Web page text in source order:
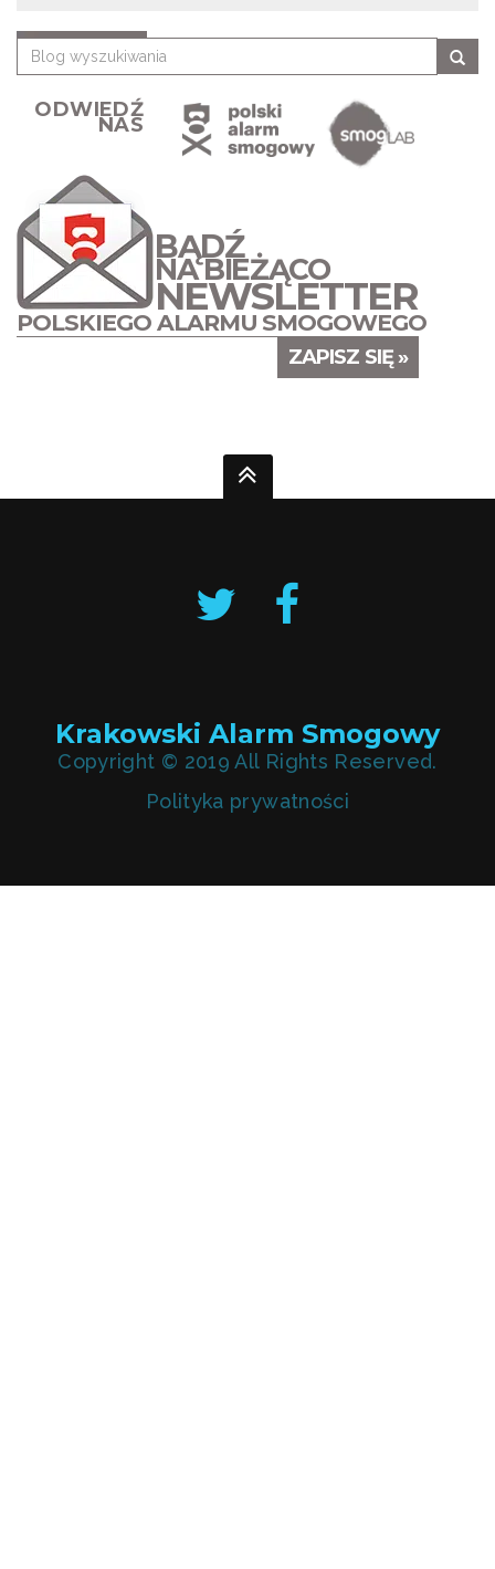
ODWIEDŹ
NAS
BĄDŹ
NA BIEŻĄCO
NEWSLETTER
POLSKIEGO ALARMU SMOGOWEGO
ZAPISZ SIĘ »
Krakowski Alarm Smogowy
Copyright © 2019 All Rights Reserved.
Polityka prywatności